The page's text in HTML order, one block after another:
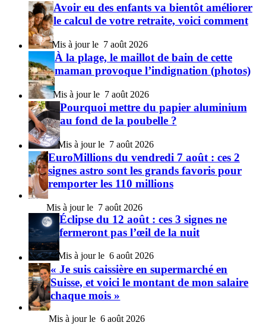
Avoir eu des enfants va bientôt améliorer
le calcul de votre retraite, voici comment
7 août 2026
À la plage, le maillot de bain de cette
maman provoque l’indignation (photos)
7 août 2026
Pourquoi mettre du papier aluminium
au fond de la poubelle ?
7 août 2026
EuroMillions du vendredi 7 août : ces 2
signes astro sont les grands favoris pour
remporter les 110 millions
7 août 2026
Éclipse du 12 août : ces 3 signes ne
fermeront pas l’œil de la nuit
6 août 2026
« Je suis caissière en supermarché en
Suisse, et voici le montant de mon salaire
chaque mois »
6 août 2026